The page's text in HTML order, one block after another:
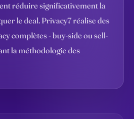
réduire significativement la
le deal. Privacy7 réalise des
complètes - buy-side ou sell-
la méthodologie des